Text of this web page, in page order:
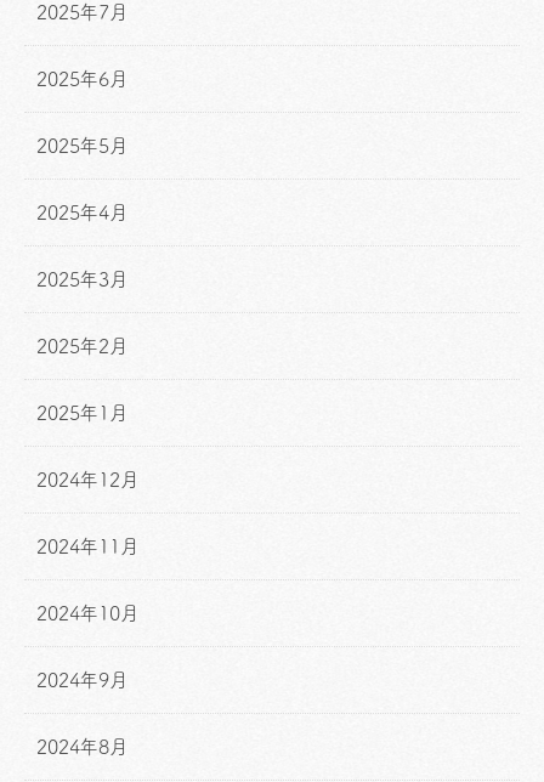
2025年7月
2025年6月
2025年5月
2025年4月
2025年3月
2025年2月
2025年1月
2024年12月
2024年11月
2024年10月
2024年9月
2024年8月